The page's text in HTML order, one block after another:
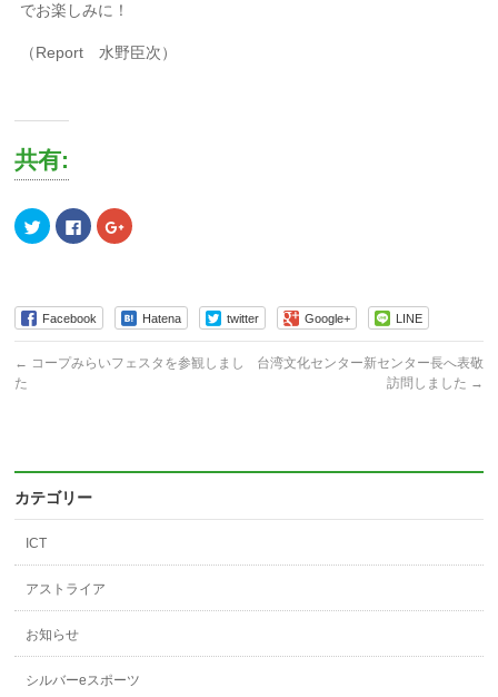
でお楽しみに！
（Report 水野臣次）
共有:
ク
リ
Twitter
で
共
有
(新
し
開
き
ま
す)
Facebook
で
に
は
ク
リ
ッ
ク
し
ウ
ィ
で
開
き
ま
ク
リ
Google+
で
共
有
(新
し
開
す)
Facebook Hatena twitter Google+ LINE
← コープみらいフェスタを参観しまし
た
台湾文化センター新センター長へ表敬
訪問しました →
カテゴリー
ICT
アストライア
お知らせ
シルバーeスポーツ